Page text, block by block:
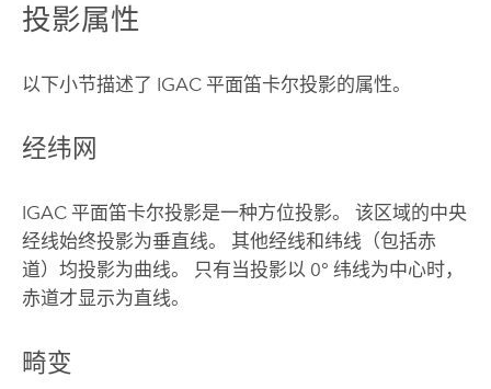
投影属性
以下小节描述了 IGAC 平面笛卡尔投影的属性。
经纬网
IGAC 平面笛卡尔投影是一种方位投影。 该区域的中央
经线始终投影为垂直线。 其他经线和纬线（包括赤
道）均投影为曲线。 只有当投影以 0° 纬线为中心时，
赤道才显示为直线。
畸变